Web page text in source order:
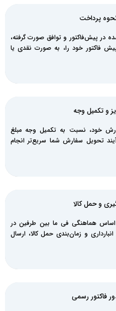
پرداخت
پیش‌فاکتور و توافق صورت گرفته،
خود را، به صورت نقدی یا
تکمیل‌ وجه
نسبت به تکمیل وجه مبلغ
تحویل سفارش شما سریع‌تر انجام
و حمل کالا
هماهنگی فی ما بین طرفین در
و زمان‌بندی حمل کالا، ارسال
رسمی